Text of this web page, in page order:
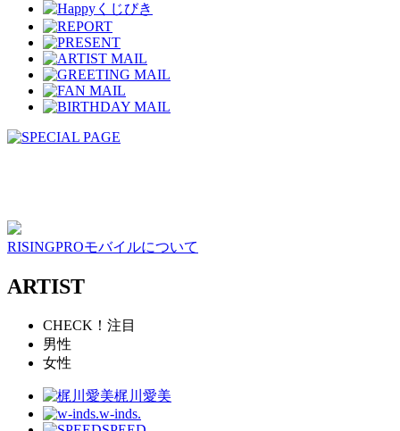
RISINGPROモバイルについて
ARTIST
CHECK！注目
男性
女性
梶川愛美
w-inds.